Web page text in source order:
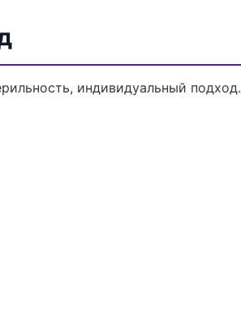
индивидуальный подход.